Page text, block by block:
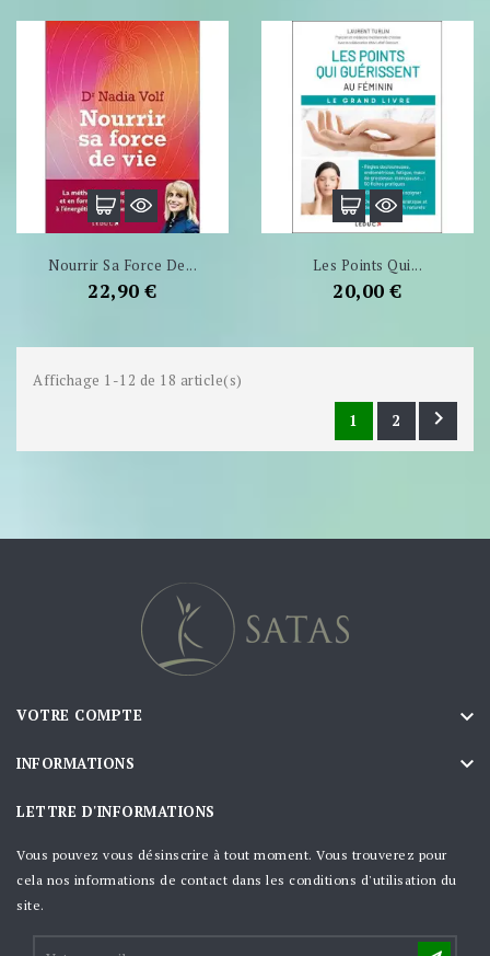
Nourrir Sa Force De...
Prix
22,90 €
Les Points Qui...
Prix
20,00 €
Affichage 1-12 de 18 article(s)
1 2 
VOTRE COMPTE 
INFORMATIONS 
LETTRE D'INFORMATIONS
Vous pouvez vous désinscrire à tout moment. Vous trouverez pour
cela nos informations de contact dans les conditions d'utilisation du
site.